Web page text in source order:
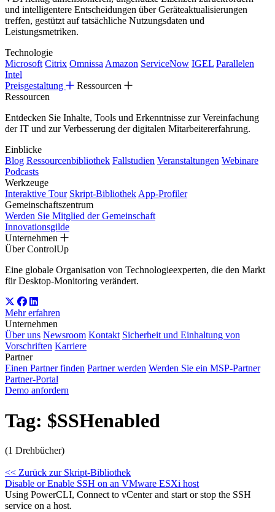
und intelligentere Entscheidungen über Geräteaktualisierungen
treffen, gestützt auf tatsächliche Nutzungsdaten und
Leistungsmetriken.
Technologie
Microsoft Citrix Omnissa Amazon ServiceNow IGEL Parallelen
Intel
Preisgestaltung
Ressourcen
Ressourcen
Entdecken Sie Inhalte, Tools und Erkenntnisse zur Vereinfachung
der IT und zur Verbesserung der digitalen Mitarbeitererfahrung.
Einblicke
Blog Ressourcenbibliothek Fallstudien Veranstaltungen Webinare
Podcasts
Werkzeuge
Interaktive Tour Skript-Bibliothek App-Profiler
Gemeinschaftszentrum
Werden Sie Mitglied der Gemeinschaft
Innovationsgilde
Unternehmen
Über ControlUp
Eine globale Organisation von Technologieexperten, die den Markt
für Desktop-Monitoring verändert.
Mehr erfahren
Unternehmen
Über uns Newsroom Kontakt Sicherheit und Einhaltung von
Vorschriften Karriere
Partner
Einen Partner finden Partner werden Werden Sie ein MSP-Partner
Partner-Portal
Demo anfordern
Tag: $SSHenabled
(1 Drehbücher)
<< Zurück zur Skript-Bibliothek
Disable or Enable SSH on an VMware ESXi host
Using PowerCLI, Connect to vCenter and start or stop the SSH
service on a host.